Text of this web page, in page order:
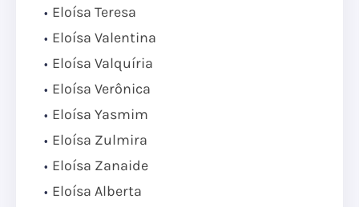
Eloísa Teresa
Eloísa Valentina
Eloísa Valquíria
Eloísa Verônica
Eloísa Yasmim
Eloísa Zulmira
Eloísa Zanaide
Eloísa Alberta